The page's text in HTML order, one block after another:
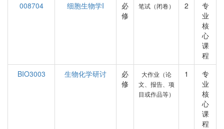
008704
细胞生物学I
必
修
笔试（闭卷） 2
专
业
核
心
课
程
BIO3003
生物化学研讨
必
修
大作业（论
文、报告、项
目或作品等）
1
专
业
核
心
课
程